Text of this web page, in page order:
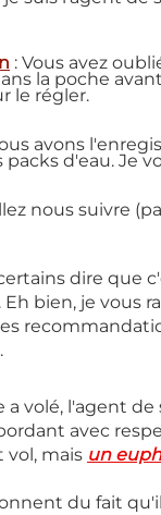
: Vous avez
la poche
le régler.
avons
packs d'eau. Je
nous suivre
dire que
bien, je vous
a volé, l'agent
avec
vol, mais un
du fait